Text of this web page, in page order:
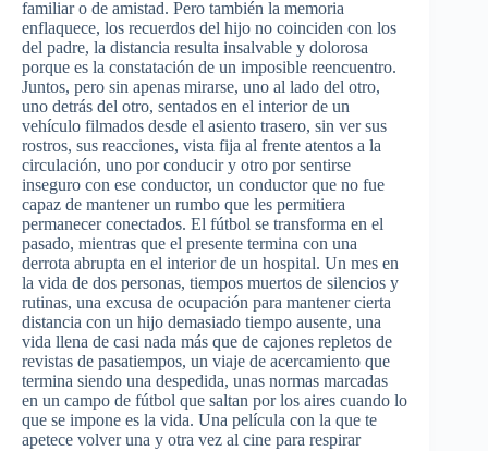
familiar o de amistad. Pero también la memoria
enflaquece, los recuerdos del hijo no coinciden con los
del padre, la distancia resulta insalvable y dolorosa
porque es la constatación de un imposible reencuentro.
Juntos, pero sin apenas mirarse, uno al lado del otro,
uno detrás del otro, sentados en el interior de un
vehículo filmados desde el asiento trasero, sin ver sus
rostros, sus reacciones, vista fija al frente atentos a la
circulación, uno por conduciry otro por sentirse
inseguro con ese conductor, un conductorque no fue
capaz de mantenerun rumbo que les permitiera
permanecer conectados. El fútbol se transforma en el
pasado, mientras que el presente termina con una
derrota abrupta en el interior de un hospital. Un mes en
la vida de dos personas, tiempos muertos de silencios y
rutinas, una excusa de ocupación para mantener cierta
distancia con un hijo demasiado tiempo ausente, una
vida llena de casi nada más que de cajones repletos de
revistas de pasatiempos, un viaje de acercamiento que
termina siendo una despedida, unas normas marcadas
en un campo de fútbol que saltan porlos aires cuando lo
que se impone es la vida. Una película con la que te
apetece volver una y otra vez al cine para respirar